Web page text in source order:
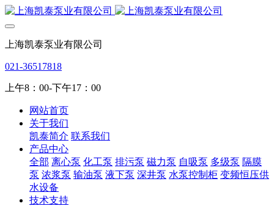
上海凯泰泵业有限公司
021-36517818
上午8：00-下午17：00
网站首页
关于我们
凯泰简介 联系我们
产品中心
全部 离心泵 化工泵 排污泵 磁力泵 自吸泵 多级泵 隔膜
泵 浓浆泵 输油泵 液下泵 深井泵 水泵控制柜 变频恒压供
水设备
技术支持